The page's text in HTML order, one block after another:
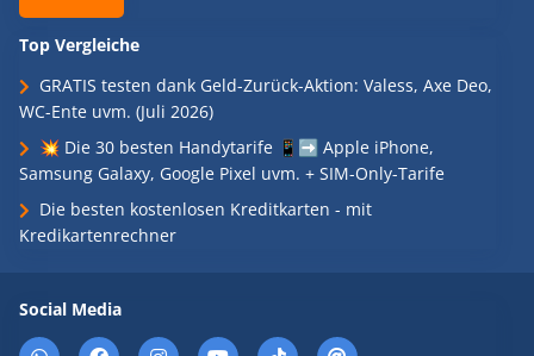
Top Vergleiche
GRATIS testen dank Geld-Zurück-Aktion: Valess, Axe Deo,
WC-Ente uvm. (Juli 2026)
💥 Die 30 besten Handytarife 📱➡️ Apple iPhone,
Samsung Galaxy, Google Pixel uvm. + SIM-Only-Tarife
Die besten kostenlosen Kreditkarten - mit
Kredikartenrechner
Social Media